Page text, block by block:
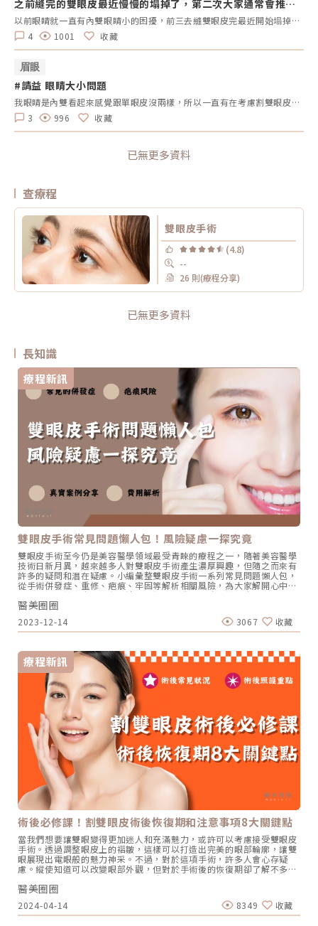
之前縫完的雙眼皮最近慢慢的塌掉了，第二次大家通常會推薦
縫的還是割的呢？
以前眼睛就一直有內雙眼睛小的困擾，前三去縫雙眼皮完最近開始塌掉了，如過最後選擇割雙眼皮，有人有推薦開眼頭眼尾嗎？
4
1001 收藏
眉眼
#請益 眼睛大小問題
我眼睛是內雙看起來感覺跟單眼皮沒兩樣，所以一直有在考慮割雙眼皮，但因為眼距蠻寬的，所以我有在想要不要也開眼頭，不知道有沒有人可以給我建議，謝謝。
3
996 收藏
已無更多資料
查療程
雙眼皮手術
(4.8)
--
26 則(療程分享)
已無更多資料
長知識
療程新訊
雙眼皮手術常見問題懶人包！風險疑慮一探究竟
雙眼皮手術至今仍是美容醫學領域最受青睞的療程之一，隨著美容醫學
技術日新月異，越來越多人對雙眼皮手術產生濃厚興趣，但隨之而來有
許多的疑問和潛在疑慮。小編彙整雙眼皮手術一系列常見問題懶人包，
從手術併發症、重修、疤痕、牢固等解析相關風險，為大家解開心中的
困惑，並對雙眼皮手術有更清晰的認知。淺在風險：雙眼皮手術常見的
併發症只要是侵入式手術不可避免會引發一些併發症，雙眼皮手術也非
例外，有機率面臨傷口感染、皮下血腫等問題。一般情況下，輕微的皮
下血腫會逐漸被組織吸收，並不會對造成嚴重影響。在術後初期，必須
妥善照護傷口，以減輕傷口感染的風險。一旦感染發生，應立即回診儘
皮不對稱• 摺痕可能呈現不規則，過寬或過窄• 摺痕可能逐漸變淺或
消失因為每個人的體質不同，以上併發症有一部分與疤痕息息相關，某
些人可能產生較明顯的疤痕。而較罕見的併發症如下，面對這些狀況，
臨床上是可以進行調整的。• 眼睛閉合不全• 對角膜造成損傷另外還
有一種情況是，手術會將部分的眼眶脂肪去除，因此可能會在眼眶區域
出現凹陷。內雙是否能接受縫雙眼皮手術？儘管內雙眼皮存在，但有時
雙眼皮會出現摺線過窄的問題，尤其對於內雙眼皮不厚、脂肪較少的人
而言，在這種情況下，能透過縫雙眼皮手術來塑造更明顯的雙眼皮線
條。值得注意的是，許多亞洲人普遍存在蒙古摺的現象。蒙古摺意旨上
下眼皮交會處存在小小一片的蹼狀組織，由於遮蔽部分眼白，會使眼睛
在外觀上呈現較小。為了擁有電眼效果，建議進行開眼頭手術，如此一
來，消費者才能達到明亮、迷人的雙眼。哪些情況下需考慮雙眼皮重
修？若雙眼皮手術遭遇失敗的狀況，建議在術後約半年的時間可考慮重
修。由於重修雙眼皮需要在原本已不供血足的情況下執行二次手術，若
術後沒有足夠的恢復期，可能會提升修復失敗的風險。此外，再次重修
的主要因素在於雙眼皮是否有達期望效果，例如雙眼皮寬度、雙眼不對
稱、疤痕以及凹陷等各種狀況，如果最終不如預期，建議需再次重修。
通常醫師會在術後的恢復期結束後再謹慎判斷是否有必要再次重修。一
般而言，醫師會等待疤痕達到較成熟且穩定的階段後再執行重修。為何
割雙眼皮手術能夠達到更牢固的效果？手術方式主要是切除多餘的肌肉
和脂肪，如此一來，能使提眼瞼肌與皮膚之間的沾黏物質降低，會讓雙
眼皮的沾黏效果更為穩固，較不容易出現脫落的情況。雙眼皮手術的疤
痕風險雖然術後初期可能會有輕微的痕跡，之後過了恢復期，從外觀上
是難以察覺疤痕的蹤跡。但是否能達到只要閉眼就能隱藏疤痕的效果取
決於兩種關鍵：個人體質，如蟹足腫、另外就是醫師的技術。撇開先天
個人體質影響，想要不留疤痕的雙眼皮手術取決於醫師的技術。如果醫
師在術前和術中處理得當，消費者在術後也有良好的照護，往往能夠達
醫美圈圈
2023-12-14 3067 收藏
療程新訊
術後必修課！割雙眼皮術後恢復期和注意事項8大關鍵點
當我們想要讓雙眼變得更加迷人和充滿魅力，或許可以考慮接受雙眼皮
手術。透過調整眼皮上的褶皺，這樣可以打造出完美的眼部輪廓，讓雙
眼展現出電眼般的魅力神采。不過，對於這項手術，許多人會心存疑
慮。縱使知道可以改變眼部外觀，但對於手術後的恢復期卻了解不多，
而術後的恢復期和照顧則往往被忽略。那麼，雙眼皮手術恢復期要多
久？雙眼皮手術的症狀、照顧及傷口注意事項，又有哪些需要注意的
呢？ 雙眼皮手術術後常見狀況雙眼皮手術後，我們都得面對一段過渡
期，這段時間裡，會伴隨著一些正常的症狀。但別擔心，這些都是手術
後恢復的一部分，隨著時間的恢復，雙眼皮自然輪廓將逐漸展現出來。
醫美圈圈
2024-04-14 8349 收藏